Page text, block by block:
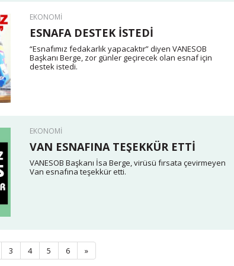
EKONOMİ
ESNAFA DESTEK İSTEDİ
“Esnafımız fedakarlık yapacaktır” diyen VANESOB
Başkanı Berge, zor günler geçirecek olan esnaf için
destek istedi.
EKONOMİ
VAN ESNAFINA TEŞEKKÜR ETTİ
VANESOB Başkanı İsa Berge, virüsü fırsata çevirmeyen
Van esnafına teşekkür etti.
3 4 5 6 »